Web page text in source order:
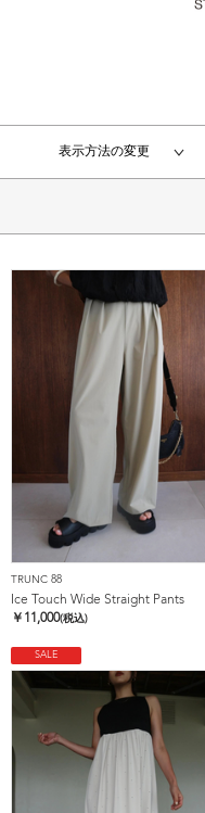
表示方法の変更
TRUNC 88
Ice Touch Wide Straight Pants
￥ 11,000(税込)
SALE